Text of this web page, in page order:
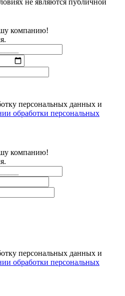
компанию!
персональных данных и
обработки персональных
компанию!
персональных данных и
обработки персональных